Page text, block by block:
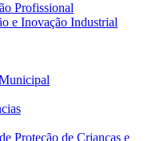
Profissional
e Inovação Industrial
Proteção de Crianças e